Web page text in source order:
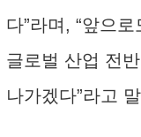
다”라며, “앞으
글로벌 산업 전
나가겠다”라고